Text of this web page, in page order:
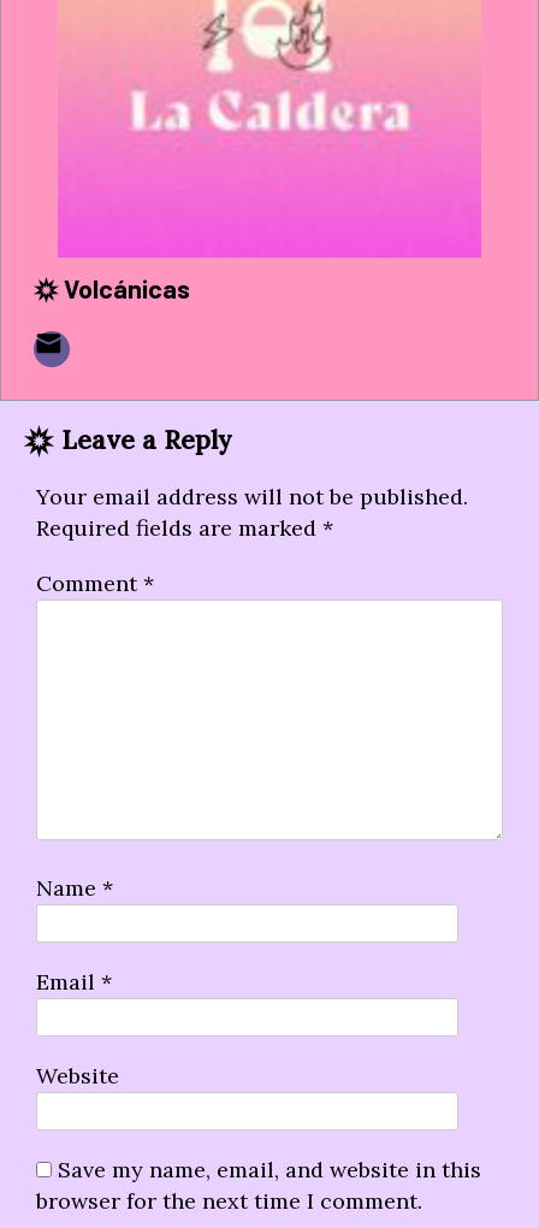
Volcánicas
Leave a Reply
Your email address will not be published.
Required fields are marked *
Comment*
Name *
Email *
Website
Save my name, email, and website in this
browser for the next time I comment.